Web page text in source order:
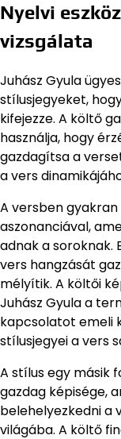
Nyelvi
vizsgálata
Juhász Gyula
stílusjegyeket,
kifejezze. A költő
használja, hogy
gazdagítsa a
a vers
A versben
aszonanciával,
adnak a soroknak.
vers hangzását
mélyítik. A költői
Juhász Gyula a
kapcsolatot emeli
stílusjegyei a vers
A stílus egy másik
gazdag képisége,
belehelyezkedni a
világába. A költő